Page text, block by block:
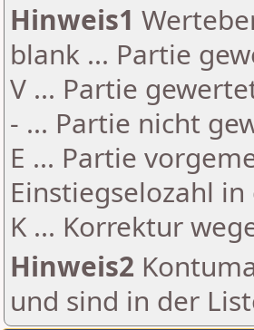
Hinweis1
blank ... Partie
V ... Partie
- ... Partie nicht
E ... Partie
Einstiegselozahl
K ... Korrektur
Hinweis2
und sind in der